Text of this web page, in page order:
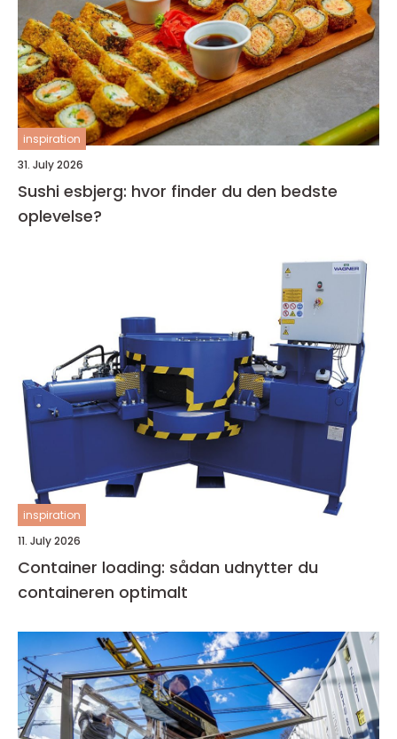
inspiration
31. July 2026
Sushi esbjerg: hvor finder du den bedste
oplevelse?
inspiration
11. July 2026
Container loading: sådan udnytter du
containeren optimalt